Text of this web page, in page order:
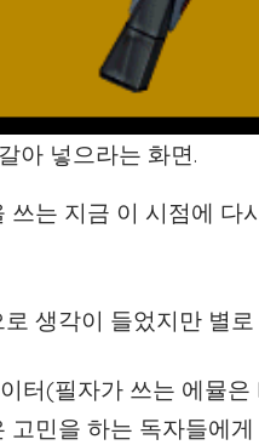
아 넣으라는 화면.
쓰는 지금 이 시점에 다
생각이 들었지만 별
터(필자가 쓰는 에뮬
고민을 하는 독자들에